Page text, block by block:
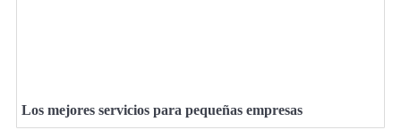
Los mejores servicios para pequeñas empresas